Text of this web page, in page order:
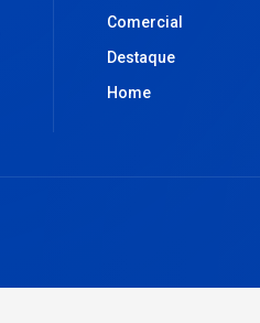
Comercial
Destaque
Home